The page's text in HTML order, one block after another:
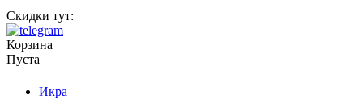
Скидки тут:
Корзина
Пуста
Икра